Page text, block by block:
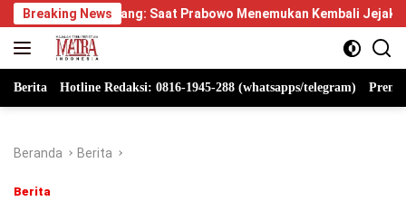
Langsung
ke
konten
Breaking News
Saat Prabowo Menemukan Kembali Jejak Sejarah IPDN
Berita Hotline Redaksi: 0816-1945-288 (whatsapps/telegram)
Beranda Berita
Berita